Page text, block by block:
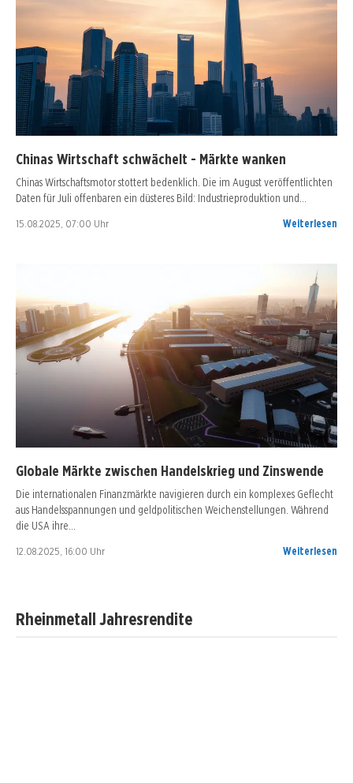
Chinas Wirtschaft schwächelt - Märkte wanken
Chinas Wirtschaftsmotor stottert bedenklich. Die im August veröffentlichten
Daten für Juli offenbaren ein düsteres Bild: Industrieproduktion und…
15.08.2025, 07:00 Uhr Weiterlesen
Globale Märkte zwischen Handelskrieg und Zinswende
Die internationalen Finanzmärkte navigieren durch ein komplexes Geflecht
aus Handelsspannungen und geldpolitischen Weichenstellungen. Während
die USA ihre…
12.08.2025, 16:00 Uhr Weiterlesen
Rheinmetall Jahresrendite